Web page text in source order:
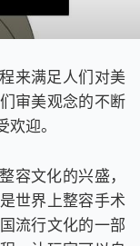
来满足人们对美
审美观念的不断
迎。
容文化的兴盛，
世界上整容手术
流行文化的一部